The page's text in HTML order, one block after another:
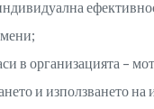
в организацията –
и използването